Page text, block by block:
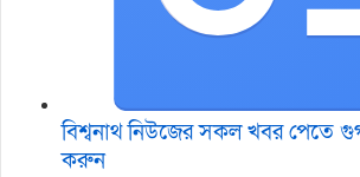
বিশ্বনাথ নিউজের সকল খবর পেতে
করুন